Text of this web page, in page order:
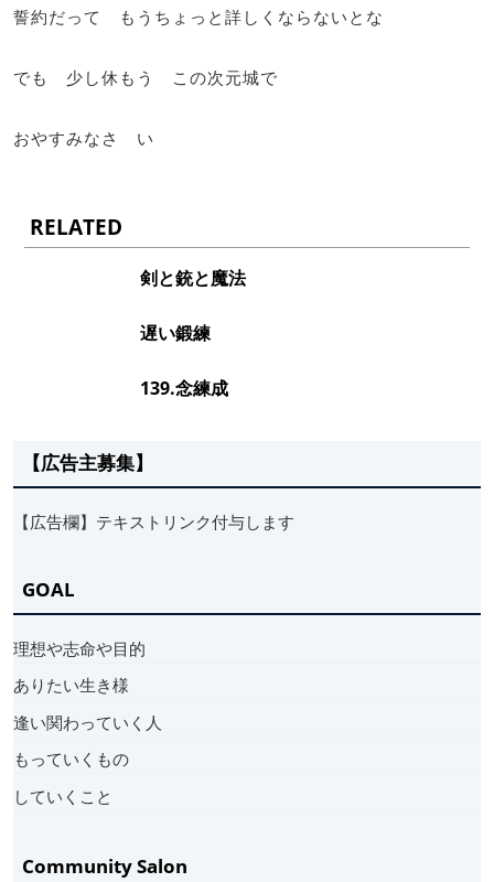
誓約だって もうちょっと詳しくならないとな
でも 少し休もう この次元城で
おやすみなさ い
RELATED
剣と銃と魔法
遅い鍛練
139.念練成
【広告主募集】
【広告欄】テキストリンク付与します
GOAL
理想や志命や目的
ありたい生き様
逢い関わっていく人
もっていくもの
していくこと
Community Salon